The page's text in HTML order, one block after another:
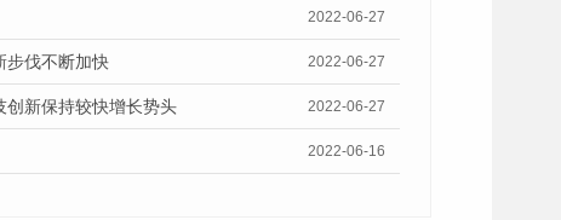
2022-06-27
步伐不断加快 2022-06-27
创新保持较快增长势头 2022-06-27
2022-06-16